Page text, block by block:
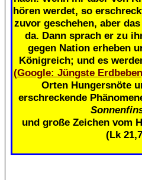
hören werdet, so
zuvor geschehen, aber
da. Dann sprach er zu
gegen Nation erheben
Königreich; und es
(Google: Jüngste
Orten Hungersnöte
erschreckende
und große Zeichen vom
(Lk